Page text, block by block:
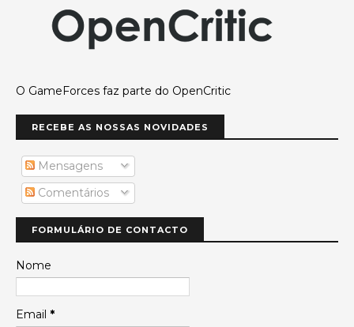
O GameForces faz parte do OpenCritic
RECEBE AS NOSSAS NOVIDADES
Mensagens
Comentários
FORMULÁRIO DE CONTACTO
Nome
Email *